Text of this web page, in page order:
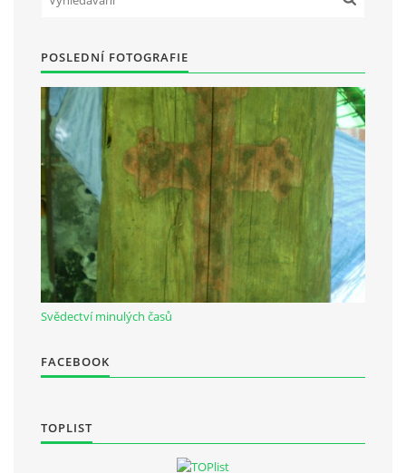
Občanská vzdělávací jednota "Komenský" v Choceradech z.s.
Chocerady 4
257 24 Chocerady
IČ: 498 28 614
Kontaktní osoba:
Mgr. Miroslava Cinkeisová
723 967 851
© 2026 eStránky.cz |RSS
POSLEDNÍ FOTOGRAFIE
Svědectví minulých časů
FACEBOOK
TOPLIST